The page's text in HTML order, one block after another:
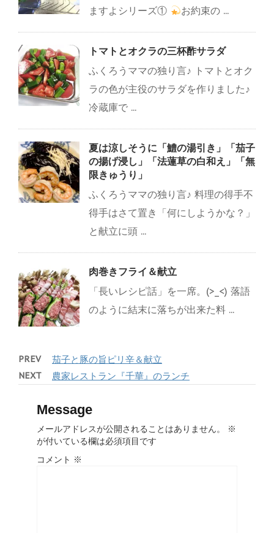
ますよシリーズ①
お約束の ...
トマトとオクラの三杯酢サラダ
ふくろうママの独り言♪ トマトとオク
ラの色が主役のサラダを作りました♪
冷蔵庫で ...
夏は涼しそうに「鱧の湯引き」「茄子
の揚げ浸し」「法蓮草の白和え」「無
限きゅうり」
ふくろうママの独り言♪ 料理の得手不
得手はさて置き「何にしようかな？」
と献立に頭 ...
肉巻きフライ＆献立
「長いレシピ話」を一席。(>_<) 落語
のように結末に落ちが出来た料 ...
PREV 茄子と豚の旨ピリ辛＆献立
NEXT 農家レストラン『千華』のランチ
Message
メールアドレスが公開されることはありません。
※
が付いている欄は必須項目です
コメント ※